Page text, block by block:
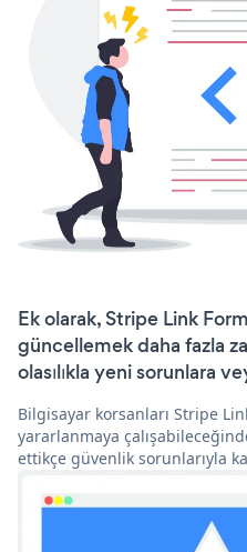
Ek olarak, Stripe Link
güncellemek daha fazla
olasılıkla yeni sorunlara
Bilgisayar korsanları Stripe
yararlanmaya
ettikçe güvenlik sorunlarıyla